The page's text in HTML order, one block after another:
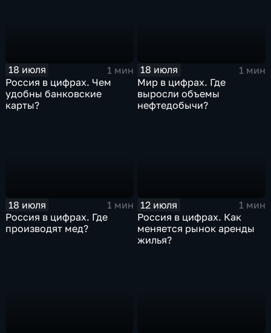
18 июля
1 мин
Россия в цифрах. Чем
удобны банковские
карты?
18 июля
1 мин
Мир в цифрах. Где
выросли объемы
нефтедобычи?
18 июля
1 мин
Россия в цифрах. Где
производят мед?
12 июля
1 мин
Россия в цифрах. Как
меняется рынок аренды
жилья?